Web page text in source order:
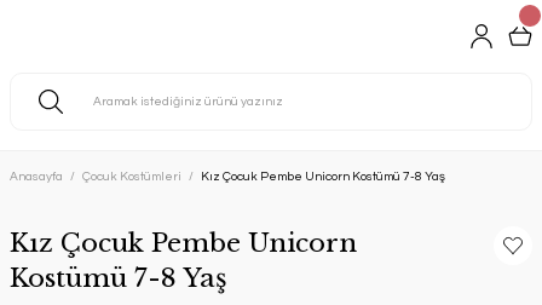
Anasayfa Çocuk Kostümleri Kız Çocuk Pembe Unicorn Kostümü 7-8 Yaş
Kız Çocuk Pembe Unicorn
Kostümü 7-8 Yaş